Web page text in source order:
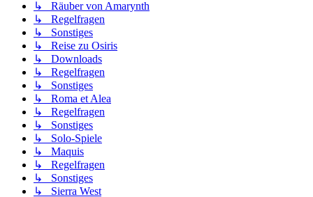
↳ Räuber von Amarynth
↳ Regelfragen
↳ Sonstiges
↳ Reise zu Osiris
↳ Downloads
↳ Regelfragen
↳ Sonstiges
↳ Roma et Alea
↳ Regelfragen
↳ Sonstiges
↳ Solo-Spiele
↳ Maquis
↳ Regelfragen
↳ Sonstiges
↳ Sierra West